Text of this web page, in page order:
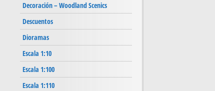
Decoración – Woodland Scenics
Descuentos
Dioramas
Escala 1:10
Escala 1:100
Escala 1:110